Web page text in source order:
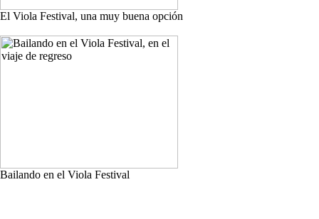
El Viola Festival, una muy buena opción
Bailando en el Viola Festival